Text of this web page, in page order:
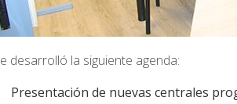
e desarrolló la siguiente agenda:
Presentación de nuevas centrales